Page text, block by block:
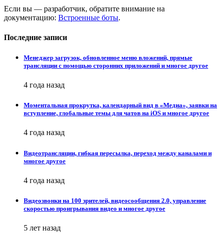
Если вы — разработчик, обратите внимание на
документацию: Встроенные боты.
Последние записи
Менеджер загрузок, обновленное меню вложений, прямые
трансляции с помощью сторонних приложений и многое другое
4 года назад
Моментальная прокрутка, календарный вид в «Медиа», заявки на
вступление, глобальные темы для чатов на iOS и многое другое
4 года назад
Видеотрансляции, гибкая пересылка, переход между каналами и
многое другое
4 года назад
Видеозвонки на 100 зрителей, видеосообщения 2.0, управление
скоростью проигрывания видео и многое другое
5 лет назад